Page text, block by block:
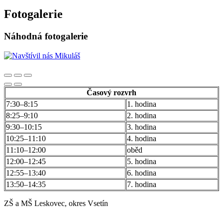
Fotogalerie
Náhodná fotogalerie
Časový rozvrh
7:30–8:15
1. hodina
8:25–9:10
2. hodina
9:30–10:15
3. hodina
10:25–11:10
4. hodina
11:10–12:00
oběd
12:00–12:45
5. hodina
12:55–13:40
6. hodina
13:50–14:35
7. hodina
ZŠ a MŠ Leskovec, okres Vsetín